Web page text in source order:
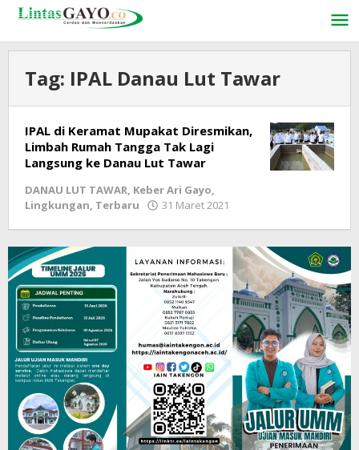
Lewati
konten
Tag: IPAL Danau Lut Tawar
IPAL di Keramat Mupakat Diresmikan,
Limbah Rumah Tangga Tak Lagi
Langsung ke Danau Lut Tawar
DANAU LUT TAWAR, Keber Ari Gayo,
Lingkungan, Terbaru 31 Maret 2021